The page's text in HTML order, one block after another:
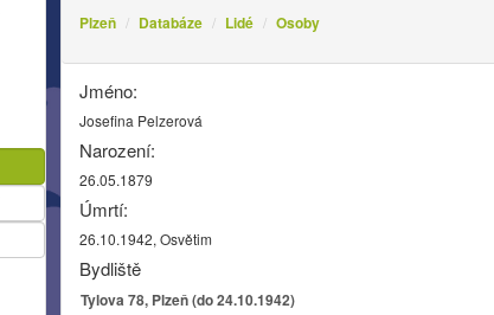
Plzeň Databáze Lidé Osoby
Jméno:
Josefina Pelzerová
Narození:
26.05.1879
Úmrtí:
26.10.1942, Osvětim
Bydliště
Tylova 78, Plzeň (do 24.10.1942)